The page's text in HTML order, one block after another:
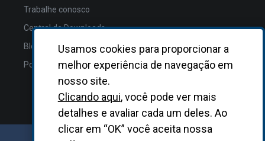
Trabalhe conosco
Central de Downloads
Blog
Política de Privacidade
Usamos cookies para proporcionar a
melhor experiência de navegação em
nosso site.
Clicando aqui, você pode ver mais
detalhes e avaliar cada um deles. Ao
clicar em “OK” você aceita nossa